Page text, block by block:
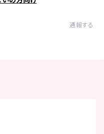
通報する